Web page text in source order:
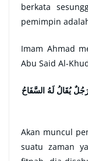
berkata
pemimpin
Imam Ahmad
Abu Said Al-
يُقَالُ لَهُ السَّفَاحُ
Akan muncul
suatu zaman